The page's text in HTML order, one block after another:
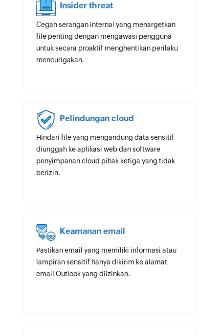
Insider threat
Cegah serangan internal yang menargetkan
file penting dengan mengawasi pengguna
untuk secara proaktif menghentikan perilaku
mencurigakan.
Pelindungan cloud
Hindari file yang mengandung data sensitif
diunggah ke aplikasi web dan software
penyimpanan cloud pihak ketiga yang tidak
berizin.
Keamanan email
Pastikan email yang memiliki informasi atau
lampiran sensitif hanya dikirim ke alamat
email Outlook yang diizinkan.